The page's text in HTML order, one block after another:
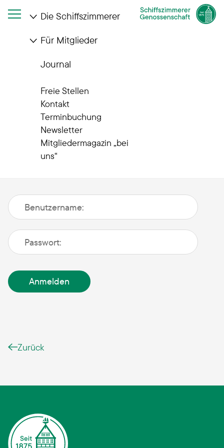
Die Schiffszimmerer
Für Mitglieder
Journal
Freie Stellen
Kontakt
Terminbuchung
Newsletter
Mitgliedermagazin „bei
uns“
Benutzeranmeldung
Herzlich Willkommen im
geschützten
Vertreterbereich
Bitte melden Sie sich mit Ihrem Benutzernamen und
Zurück